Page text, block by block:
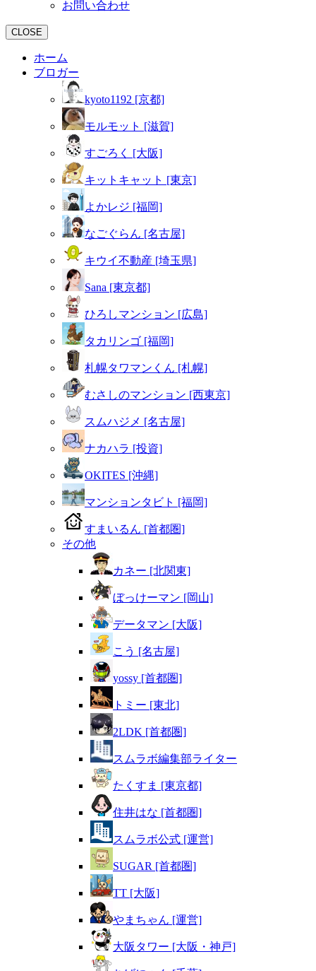
お問い合わせ
CLOSE
ホーム
ブロガー
kyoto1192 [京都]
モルモット [滋賀]
すごろく [大阪]
キットキャット [東京]
よかレジ [福岡]
なごぐらん [名古屋]
キウイ不動産 [埼玉県]
Sana [東京都]
ひろしマンション [広島]
タカリンゴ [福岡]
札幌タワマンくん [札幌]
むさしのマンション [西東京]
スムハジメ [名古屋]
ナカハラ [投資]
OKITES [沖縄]
マンションタビト [福岡]
すまいるん [首都圏]
その他
カネー [北関東]
ぼっけーマン [岡山]
データマン [大阪]
こう [名古屋]
yossy [首都圏]
トミー [東北]
2LDK [首都圏]
スムラボ編集部ライター
たくすま [東京都]
住井はな [首都圏]
スムラボ公式 [運営]
SUGAR [首都圏]
TT [大阪]
やまちゃん [運営]
大阪タワー [大阪・神戸]